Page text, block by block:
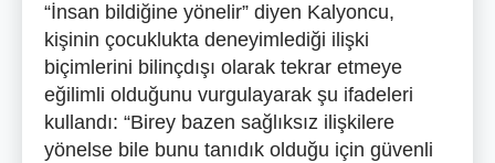
“İnsan bildiğine yönelir” diyen Kalyoncu,
kişinin çocuklukta deneyimlediği ilişki
biçimlerini bilinçdışı olarak tekrar etmeye
eğilimli olduğunu vurgulayarak şu ifadeleri
kullandı: “Birey bazen sağlıksız ilişkilere
yönelse bile bunu tanıdık olduğu için güvenli